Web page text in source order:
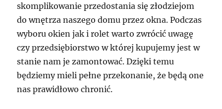
skomplikowanie przedostania się złodziejom
do wnętrza naszego domu przez okna. Podczas
wyboru okien jak i rolet warto zwrócić uwagę
czy przedsiębiorstwo w której kupujemy jest w
stanie nam je zamontować. Dzięki temu
będziemy mieli pełne przekonanie, że będą one
nas prawidłowo chronić.